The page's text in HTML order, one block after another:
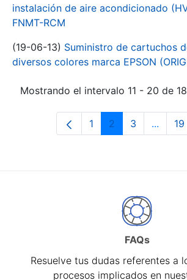
instalación de aire acondicionado
FNMT-RCM
(19-06-13) Suministro de cartuchos
diversos colores marca EPSON
Mostrando el intervalo 11 - 20 de
Página
1 Página
2 Página
3 ... 19
FAQs
Resuelve tus dudas referentes a
procesos implicados en